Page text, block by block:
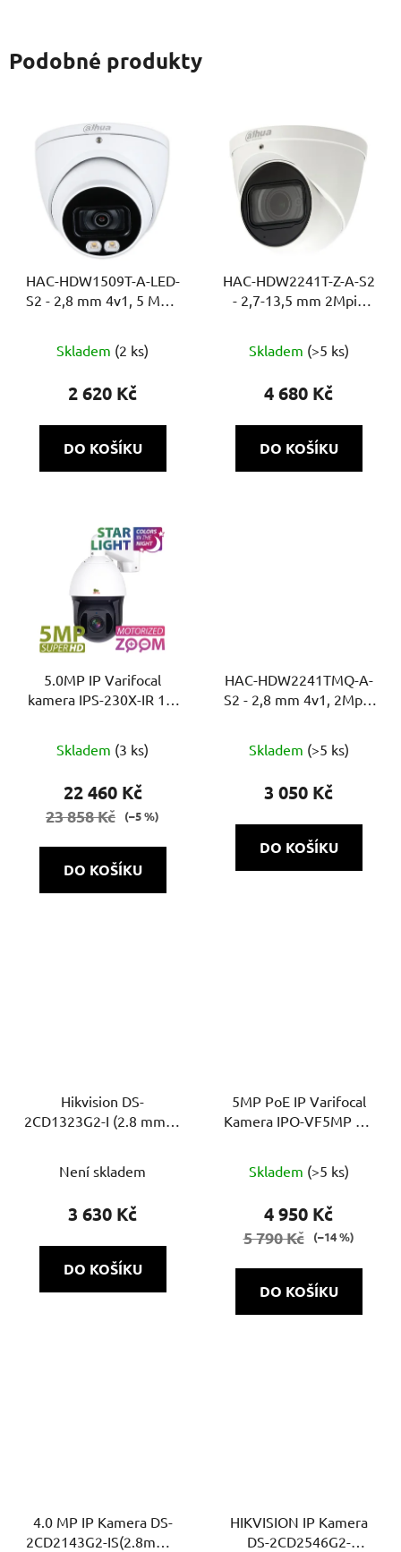
Podobné produkty
HAC-HDW1509T-A-LED-
S2 - 2,8 mm 4v1, 5 Mpix
Skladem (2 ks)
2 620 Kč
DO KOŠÍKU
HAC-HDW2241T-Z-A-S2
- 2,7-13,5 mm 2Mpix
Skladem (>5 ks)
4 680 Kč
DO KOŠÍKU
5.0MP IP Varifocal
kamera IPS-230X-IR 1.3
Skladem (3 ks)
22 460 Kč
23 858 Kč (–5 %)
DO KOŠÍKU
HAC-HDW2241TMQ-A-
S2 - 2,8 mm 4v1, 2Mpix
Skladem (>5 ks)
3 050 Kč
DO KOŠÍKU
Hikvision DS-
2CD1323G2-I (2.8 mm) –
Detection 2.0, DWDR
Není skladem
3 630 Kč
DO KOŠÍKU
5MP PoE IP Varifocal
Kamera IPO-VF5MP AF
a microSD slotem
Skladem (>5 ks)
4 950 Kč
5 790 Kč (–14 %)
DO KOŠÍKU
4.0 MP IP Kamera DS-
2CD2143G2-IS(2.8mm) |
HIKVISION IP Kamera
DS-2CD2546G2-